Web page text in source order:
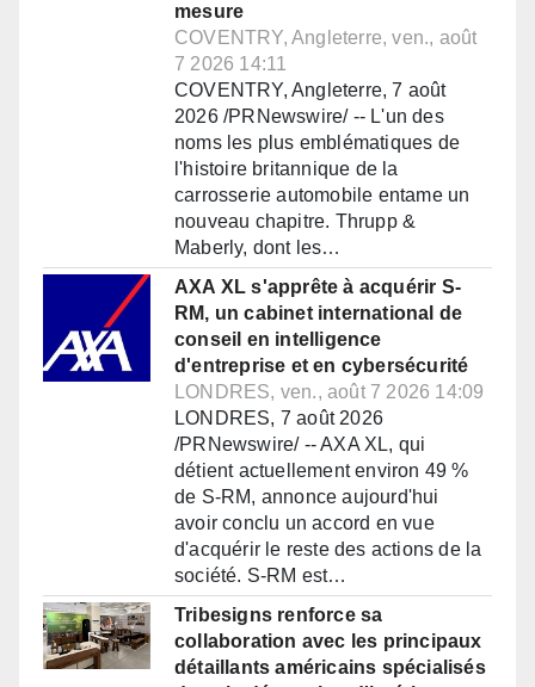
mesure
COVENTRY, Angleterre, ven., août
7 2026 14:11
COVENTRY, Angleterre, 7 août
2026 /PRNewswire/ -- L'un des
noms les plus emblématiques de
l'histoire britannique de la
carrosserie automobile entame un
nouveau chapitre. Thrupp &
Maberly, dont les…
AXA XL s'apprête à acquérir S-
RM, un cabinet international de
conseil en intelligence
d'entreprise et en cybersécurité
LONDRES, ven., août 7 2026 14:09
LONDRES, 7 août 2026
/PRNewswire/ -- AXA XL, qui
détient actuellement environ 49 %
de S-RM, annonce aujourd'hui
avoir conclu un accord en vue
d'acquérir le reste des actions de la
société. S-RM est…
Tribesigns renforce sa
collaboration avec les principaux
détaillants américains spécialisés